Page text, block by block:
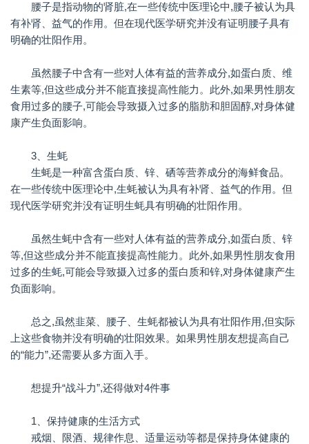
腰子是指动物的肾脏,在一些传统中医理论中,腰子被认为具
有补肾、益气的作用。但在现代医学研究并没有证明腰子具有
明确的壮阳作用。
虽然腰子中含有一些对人体有益的营养成分,如蛋白质、维
生素等,但这些成分并不能直接提高性能力。此外,如果男性朋友
食用过多的腰子,可能会导致摄入过多的脂肪和胆固醇,对身体健
康产生负面影响。
3、生蚝
生蚝是一种富含蛋白质、锌、硒等营养成分的海鲜食品。
在一些传统中医理论中,生蚝被认为具有补肾、益气的作用。但
现代医学研究并没有证明生蚝具有明确的壮阳作用。
虽然生蚝中含有一些对人体有益的营养成分,如蛋白质、锌
等,但这些成分并不能直接提高性能力。此外,如果男性朋友食用
过多的生蚝,可能会导致摄入过多的蛋白质和锌,对身体健康产生
负面影响。
总之,虽然韭菜、腰子、生蚝都被认为具有壮阳作用,但实际
上这些食物并没有明确的壮阳效果。如果男性朋友想提高自己
的“能力”,还需要从多方面入手。
想提升“战斗力”,还得做对4件事
1、保持健康的生活方式
戒烟、限酒、规律作息、适量运动等都是保持身体健康的